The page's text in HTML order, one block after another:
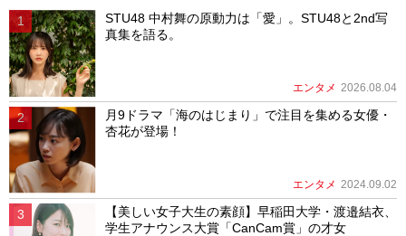
STU48 中村舞の原動力は「愛」。STU48と2nd写
真集を語る。
エンタメ 2026.08.04
月9ドラマ「海のはじまり」で注目を集める女優・
杏花が登場！
エンタメ 2024.09.02
【美しい女子大生の素顔】早稲田大学・渡邉結衣、
学生アナウンス大賞「CanCam賞」の才女